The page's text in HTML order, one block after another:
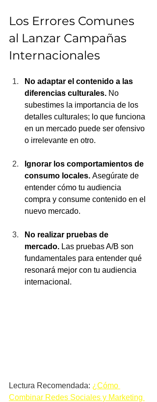
Los Errores Comunes
al Lanzar Campañas
Internacionales
No adaptar el contenido a las
diferencias culturales. No
subestimes la importancia de los
detalles culturales; lo que funciona
en un mercado puede ser ofensivo
o irrelevante en otro.
Ignorar los comportamientos de
consumo locales. Asegúrate de
entender cómo tu audiencia
compra y consume contenido en el
nuevo mercado.
No realizar pruebas de
mercado. Las pruebas A/B son
fundamentales para entender qué
resonará mejor con tu audiencia
internacional.
Lectura Recomendada: ¿Cómo
Combinar Redes Sociales y Marketing